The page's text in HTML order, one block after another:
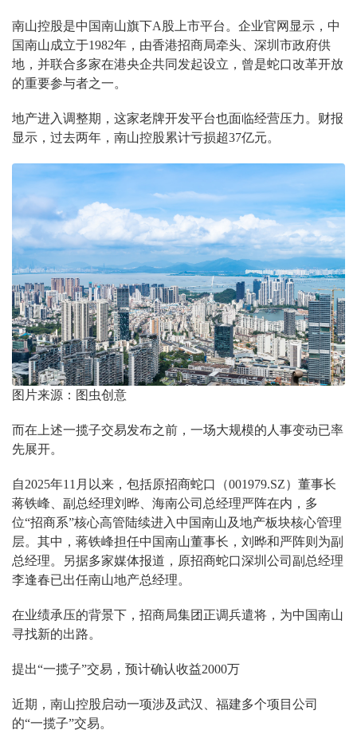
南山控股是中国南山旗下A股上市平台。企业官网显示，中
国南山成立于1982年，由香港招商局牵头、深圳市政府供
地，并联合多家在港央企共同发起设立，曾是蛇口改革开放
的重要参与者之一。
地产进入调整期，这家老牌开发平台也面临经营压力。财报
显示，过去两年，南山控股累计亏损超37亿元。
图片来源：图虫创意
而在上述一揽子交易发布之前，一场大规模的人事变动已率
先展开。
自2025年11月以来，包括原招商蛇口（001979.SZ）董事长
蒋铁峰、副总经理刘晔、海南公司总经理严阵在内，多
位“招商系”核心高管陆续进入中国南山及地产板块核心管理
层。其中，蒋铁峰担任中国南山董事长，刘晔和严阵则为副
总经理。另据多家媒体报道，原招商蛇口深圳公司副总经理
李逢春已出任南山地产总经理。
在业绩承压的背景下，招商局集团正调兵遣将，为中国南山
寻找新的出路。
提出“一揽子”交易，预计确认收益2000万
近期，南山控股启动一项涉及武汉、福建多个项目公司
的“一揽子”交易。